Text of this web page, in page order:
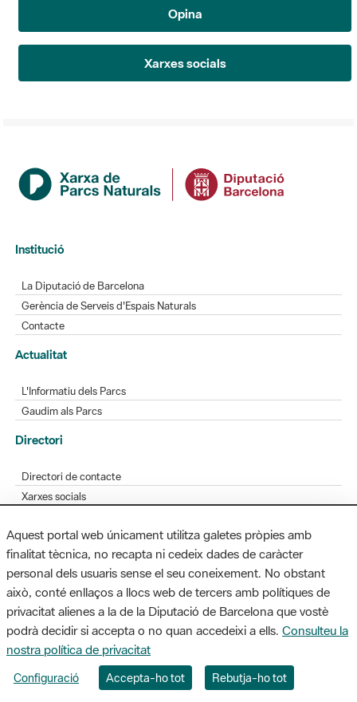
Opina
Xarxes socials
Institució
La Diputació de Barcelona
Gerència de Serveis d'Espais Naturals
Contacte
Actualitat
L'Informatiu dels Parcs
Gaudim als Parcs
Directori
Directori de contacte
Xarxes socials
Bústia de suggeriments
Opineu sobre els parcs
MAPA WEB AVÍS LEGAL ACCESSIBILITAT
Diputació de Barcelona. Edifici Llacuna, 1a planta. Badajoz, 49. 08005
Barcelona. Tel. 934 022 428 / xarxaparcs@diba.cat
Aquest portal web únicament utilitza galetes pròpies amb
finalitat tècnica, no recapta ni cedeix dades de caràcter
personal dels usuaris sense el seu coneixement. No obstant
això, conté enllaços a llocs web de tercers amb polítiques de
privacitat alienes a la de la Diputació de Barcelona que vostè
podrà decidir si accepta o no quan accedeixi a ells. Consulteu la
nostra política de privacitat
Configuració Accepta-ho tot Rebutja-ho tot